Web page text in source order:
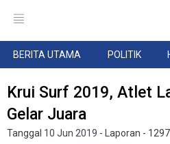
BERITA UTAMA POLITIK
Krui Surf 2019, Atlet
Gelar Juara
Tanggal 10 Jun 2019 - Laporan -